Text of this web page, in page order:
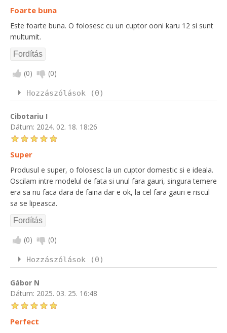
Foarte buna
Este foarte buna. O folosesc cu un cuptor ooni karu 12 si sunt
multumit.
(0) (0)
Hozzászólások (0)
Cibotariu I
Dátum: 2024. 02. 18. 18:26
Super
Produsul e super, o folosesc la un cuptor domestic si e ideala.
Oscilam intre modelul de fata si unul fara gauri, singura temere
era sa nu faca dara de faina dar e ok, la cel fara gauri e riscul
sa se lipeasca.
(0) (0)
Hozzászólások (0)
Gábor N
Dátum: 2025. 03. 25. 16:48
Perfect